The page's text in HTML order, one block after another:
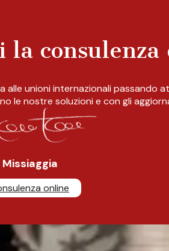
la
alle unioni internazionali passando
le nostre soluzioni e con gli
online